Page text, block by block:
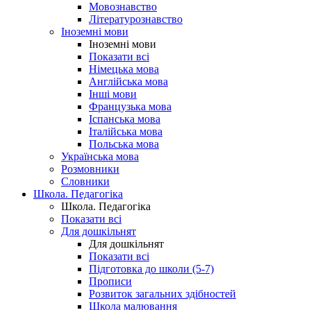
Мовознавство
Літературознавство
Іноземні мови
Іноземні мови
Показати всі
Німецька мова
Англійська мова
Інші мови
Французька мова
Іспанська мова
Італійська мова
Польська мова
Українська мова
Розмовники
Словники
Школа. Педагогіка
Школа. Педагогіка
Показати всі
Для дошкільнят
Для дошкільнят
Показати всі
Підготовка до школи (5-7)
Прописи
Розвиток загальних здібностей
Школа малювання